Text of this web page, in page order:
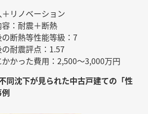
リノベーション
：耐震＋断熱
断熱等性能等級：7
耐震評点：1.57
かった費用：2,500〜3,000万円
同沈下が見られた中古戸建ての「性